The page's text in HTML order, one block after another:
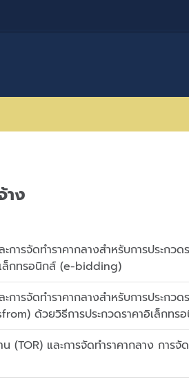
าง
ะการจัดทำราคากลางสำหรับการประก
ล็กทรอนิกส์ (e-bidding)
การจัดทำราคากลางสำหรับการประกว
ด้วยวิธีการประกวดราคาอิเล็กท
น (TOR) และการจัดทำราคากลาง ก